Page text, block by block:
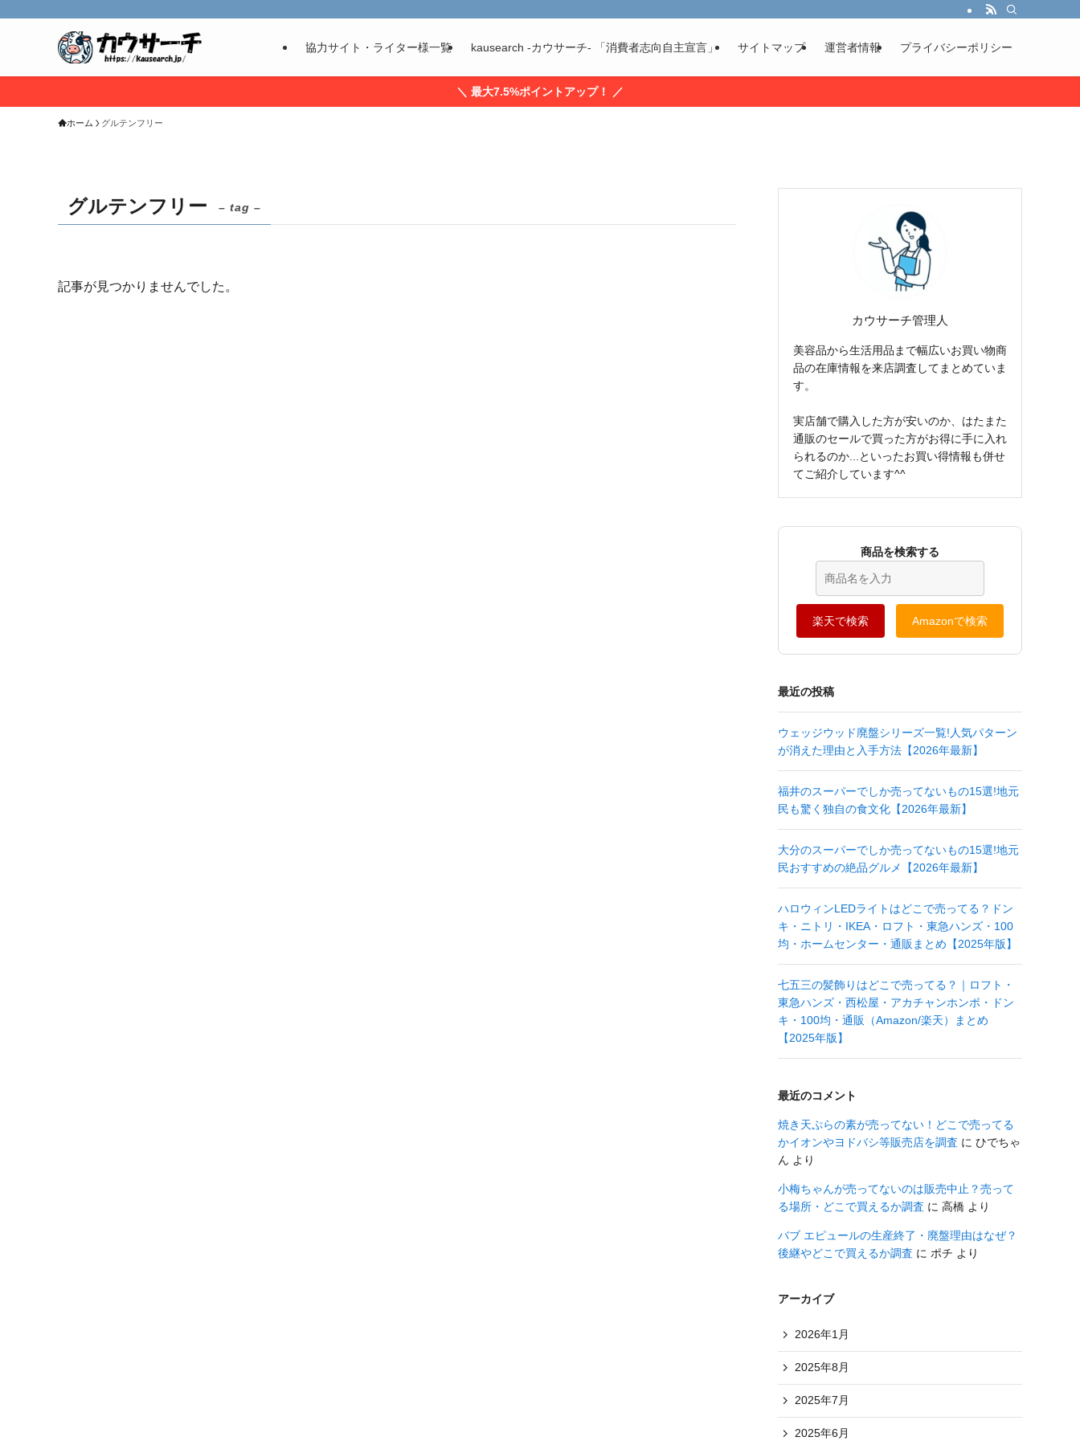
協力サイト・ライター様一覧 kausearch -カウサーチ- 「消費者志向自主宣言」 サイトマップ 運営者情報 プライバシーポリシー
＼ 最大7.5%ポイントアップ！ ／
ホーム グルテンフリー
グルテンフリー – tag –
記事が見つかりませんでした。
カウサーチ管理人
美容品から生活用品まで幅広いお買い物商
品の在庫情報を来店調査してまとめていま
す。
実店舗で購入した方が安いのか、はたまた
通販のセールで買った方がお得に手に入れ
られるのか...といったお買い得情報も併せ
てご紹介しています^^
商品を検索する
楽天で検索 Amazonで検索
最近の投稿
ウェッジウッド廃盤シリーズ一覧!人気パターン
が消えた理由と入手方法【2026年最新】
福井のスーパーでしか売ってないもの15選!地元
民も驚く独自の食文化【2026年最新】
大分のスーパーでしか売ってないもの15選!地元
民おすすめの絶品グルメ【2026年最新】
ハロウィンLEDライトはどこで売ってる？ドン
キ・ニトリ・IKEA・ロフト・東急ハンズ・100
均・ホームセンター・通販まとめ【2025年版】
七五三の髪飾りはどこで売ってる？｜ロフト・
東急ハンズ・西松屋・アカチャンホンポ・ドン
キ・100均・通販（Amazon/楽天）まとめ
【2025年版】
最近のコメント
焼き天ぷらの素が売ってない！どこで売ってる
かイオンやヨドバシ等販売店を調査 に ひでちゃ
ん より
小梅ちゃんが売ってないのは販売中止？売って
る場所・どこで買えるか調査 に 高橋 より
バブ エピュールの生産終了・廃盤理由はなぜ？
後継やどこで買えるか調査 に ポチ より
アーカイブ
2026年1月
2025年8月
2025年7月
2025年6月